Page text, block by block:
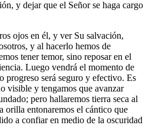
y dejar que el Señor se haga cargo
ojos en él, y ver Su salvación,
y al hacerlo hemos de
tener temor, sino reposar en el
Luego vendrá el momento de
progreso será seguro y efectivo. Es
visible y tengamos que avanzar
pero hallaremos tierra seca al
orilla entonaremos el cántico que
a confiar en medio de la oscuridad